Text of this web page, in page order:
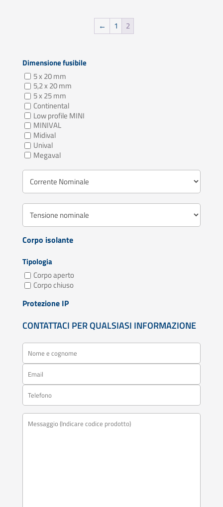
← 1 2
Dimensione fusibile
5 x 20 mm
5,2 x 20 mm
5 x 25 mm
Continental
Low profile MINI
MINIVAL
Midival
Unival
Megaval
Corpo isolante
Tipologia
Corpo aperto
Corpo chiuso
Protezione IP
CONTATTACI PER QUALSIASI INFORMAZIONE